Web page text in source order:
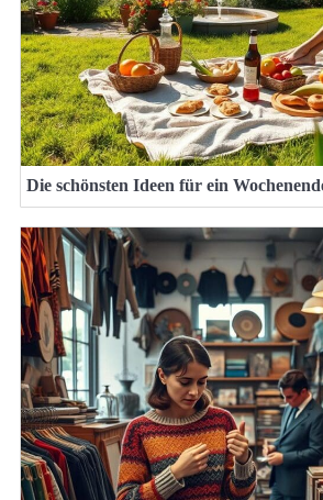
Die schönsten Ideen für ein